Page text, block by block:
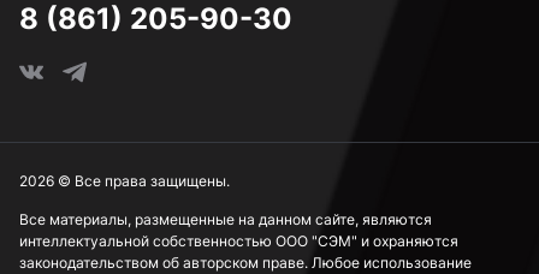
М3
М5
8 (861) 205-90-30
Все материалы, размещенные на данном сайте, являются
интеллектуальной собственностью ООО "СЭМ" и охраняются
законодательством об авторском праве. Любое использование
2026 © Все права защищены.